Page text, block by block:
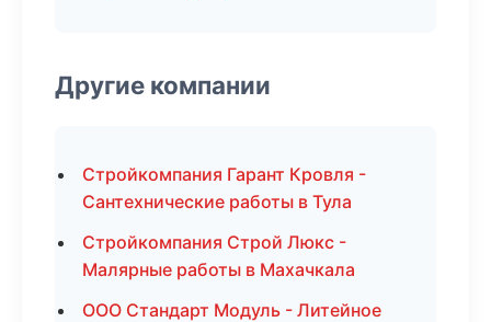
Другие компании
Стройкомпания Гарант Кровля -
Сантехнические работы в Тула
Стройкомпания Строй Люкс -
Малярные работы в Махачкала
ООО Стандарт Модуль - Литейное